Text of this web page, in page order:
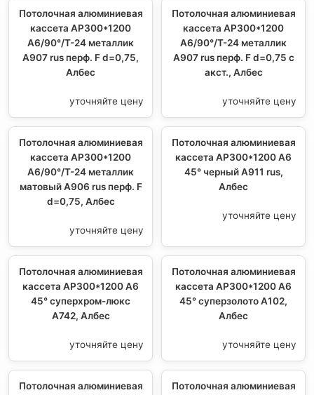
Потолочная алюминиевая
кассета AP300*1200
A6/90°/Т-24 металлик
А907 rus перф. F d=0,75,
Албес
уточняйте цену
Потолочная алюминиевая
кассета AP300*1200
A6/90°/Т-24 металлик
А907 rus перф. F d=0,75 с
акст., Албес
уточняйте цену
Потолочная алюминиевая
кассета AP300*1200
A6/90°/Т-24 металлик
матовый А906 rus перф. F
d=0,75, Албес
уточняйте цену
Потолочная алюминиевая
кассета AP300*1200 A6
45° черный А911 rus,
Албес
уточняйте цену
Потолочная алюминиевая
кассета AP300*1200 A6
45° суперхром-люкс
A742, Албес
уточняйте цену
Потолочная алюминиевая
кассета AP300*1200 A6
45° суперзолото A102,
Албес
уточняйте цену
Потолочная алюминиевая
Потолочная алюминиевая